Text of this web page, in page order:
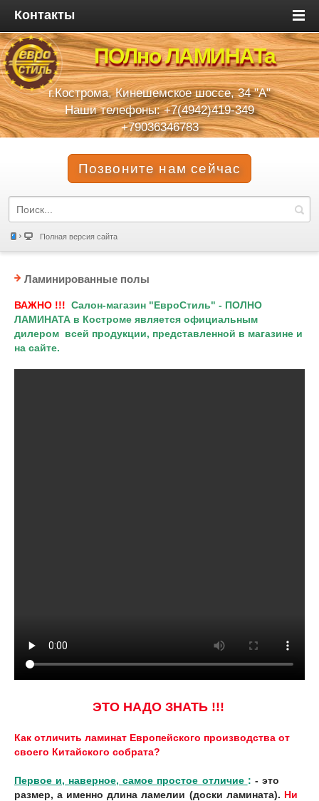
Контакты
ПОЛно ЛАМИНАТа
г.Кострома, Кинешемское шоссе, 34 "А"
Наши телефоны: +7(4942)419-349
+79036346783
Позвоните нам сейчас
Полная версия сайта
Ламинированные полы
ВАЖНО !!! Салон-магазин "ЕвроСтиль" - ПОЛНО
ЛАМИНАТА в Костроме является официальным
дилером всей продукции, представленной в магазине и
на сайте.
ЭТО НАДО ЗНАТЬ !!!
Как отличить ламинат Европейского производства от
своего Китайского собрата?
Первое и, наверное, самое простое отличие : - это
размер, а именно длина ламелии (доски ламината). Ни